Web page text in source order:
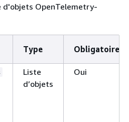
d'objets OpenTelemetry-
Type Obligatoire
Liste
d’objets
Oui